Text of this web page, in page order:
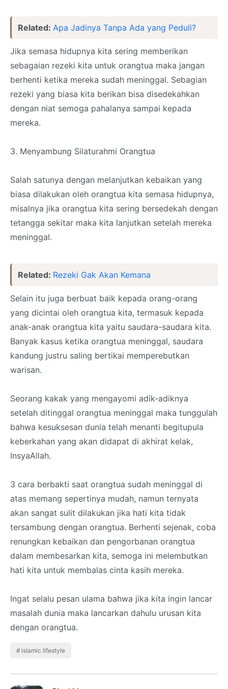
Related: Apa Jadinya Tanpa Ada yang Peduli?
Jika semasa hidupnya kita sering memberikan
sebagaian rezeki kita untuk orangtua maka jangan
berhenti ketika mereka sudah meninggal. Sebagian
rezeki yang biasa kita berikan bisa disedekahkan
dengan niat semoga pahalanya sampai kepada
mereka.
3. Menyambung Silaturahmi Orangtua
Salah satunya dengan melanjutkan kebaikan yang
biasa dilakukan oleh orangtua kita semasa hidupnya,
misalnya jika orangtua kita sering bersedekah dengan
tetangga sekitar maka kita lanjutkan setelah mereka
meninggal.
Related: Rezeki Gak Akan Kemana
Selain itu juga berbuat baik kepada orang-orang
yang dicintai oleh orangtua kita, termasuk kepada
anak-anak orangtua kita yaitu saudara-saudara kita.
Banyak kasus ketika orangtua meninggal, saudara
kandung justru saling bertikai memperebutkan
warisan.
Seorang kakak yang mengayomi adik-adiknya
setelah ditinggal orangtua meninggal maka tunggulah
bahwa kesuksesan dunia telah menanti begitupula
keberkahan yang akan didapat di akhirat kelak,
InsyaAllah.
3 cara berbakti saat orangtua sudah meninggal di
atas memang sepertinya mudah, namun ternyata
akan sangat sulit dilakukan jika hati kita tidak
tersambung dengan orangtua. Berhenti sejenak, coba
renungkan kebaikan dan pengorbanan orangtua
dalam membesarkan kita, semoga ini melembutkan
hati kita untuk membalas cinta kasih mereka.
Ingat selalu pesan ulama bahwa jika kita ingin lancar
masalah dunia maka lancarkan dahulu urusan kita
dengan orangtua.
islamic lifestyle